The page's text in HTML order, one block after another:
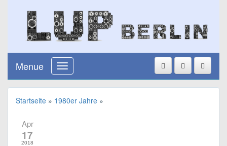
Menue
Startseite » 1980er Jahre »
Apr
17
2018